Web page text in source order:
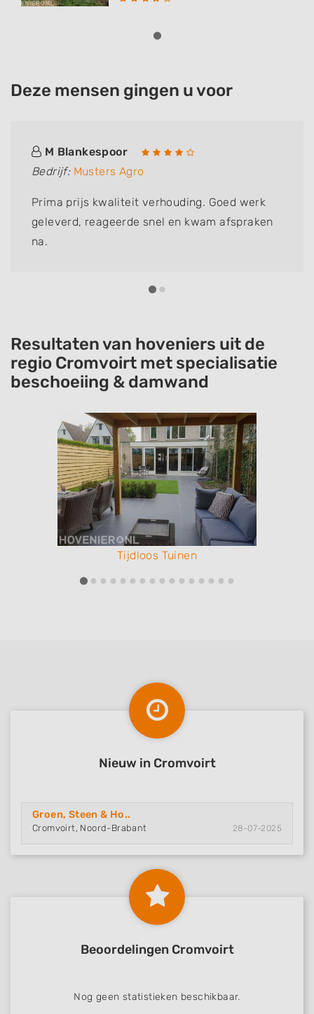
Deze mensen gingen u voor
M Blankespoor
Bedrijf: Musters Agro
Prima prijs kwaliteit verhouding. Goed werk
geleverd, reageerde snel en kwam afspraken
na.
Resultaten van hoveniers uit de
regio Cromvoirt met specialisatie
beschoeiing & damwand
Tijdloos Tuinen
Nieuw in Cromvoirt
Groen, Steen & Ho..
Cromvoirt, Noord-Brabant 28-07-2025
Beoordelingen Cromvoirt
Nog geen statistieken beschikbaar.